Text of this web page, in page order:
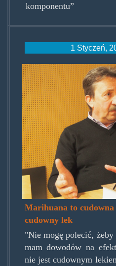
komponentu”
1 Styczeń,
jerzyjarosz.jpg
Marihuana to
cudowny lek
"Nie mogę polecić,
mam dowodów na
nie jest cudownym